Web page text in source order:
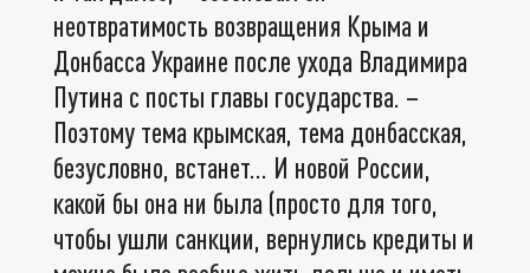
неотвратимость возвращения Крыма и
Донбасса Украине после ухода Владимира
Путина с посты главы государства. –
Поэтому тема крымская, тема донбасская,
безусловно, встанет… И новой России,
какой бы она ни была (просто для того,
чтобы ушли санкции, вернулись кредиты и